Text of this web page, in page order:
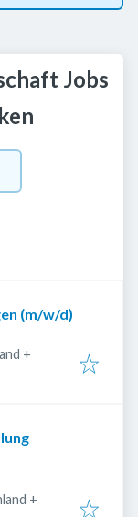
Jobs
(m/w/d)
+
+